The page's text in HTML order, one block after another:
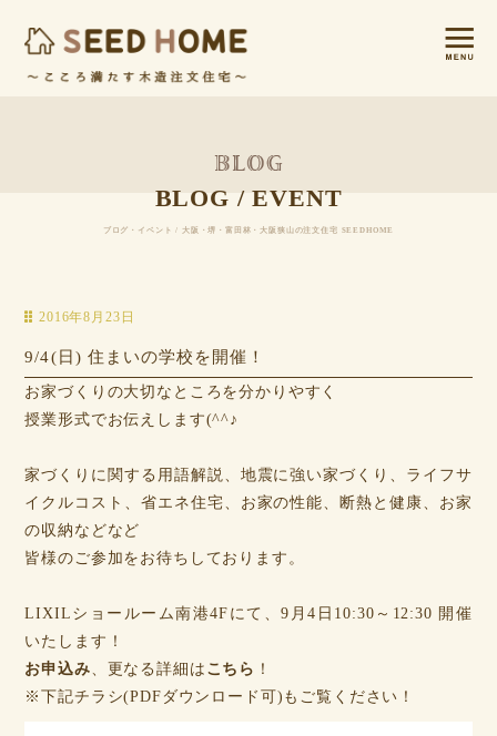
BLOG / EVENT
ブログ・イベント / 大阪・堺・富田林・大阪狭山の注文住宅 SEEDHOME
2016年8月23日
9/4(日) 住まいの学校を開催！
お家づくりの大切なところを分かりやすく
授業形式でお伝えします(^^♪
家づくりに関する用語解説、地震に強い家づくり、ライフサ
イクルコスト、省エネ住宅、お家の性能、断熱と健康、お家
の収納などなど
皆様のご参加をお待ちしております。
LIXILショールーム南港4Fにて、9月4日10:30～12:30 開催
いたします！
お申込み、更なる詳細は こちら ！
※下記チラシ(PDFダウンロード可)もご覧ください！